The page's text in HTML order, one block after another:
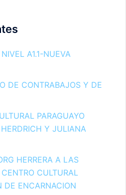
A1.1-NUEVA
DE CONTRABAJOS Y DE
PARAGUAYO
Y JULIANA
HERRERA A LAS
CULTURAL
DE ENCARNACION